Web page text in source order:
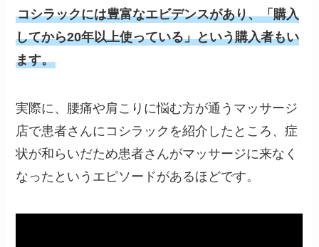
コシラックには豊富なエビデンスがあり、「購入
してから20年以上使っている」という購入者もい
ます。
実際に、腰痛や肩こりに悩む方が通うマッサージ
店で患者さんにコシラックを紹介したところ、症
状が和らいだため患者さんがマッサージに来なく
なったというエピソードがあるほどです。